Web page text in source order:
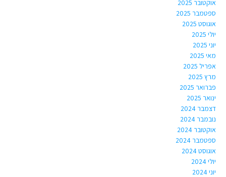
אוקטובר 2025
ספטמבר 2025
אוגוסט 2025
יולי 2025
יוני 2025
מאי 2025
אפריל 2025
מרץ 2025
פברואר 2025
ינואר 2025
דצמבר 2024
נובמבר 2024
אוקטובר 2024
ספטמבר 2024
אוגוסט 2024
יולי 2024
יוני 2024